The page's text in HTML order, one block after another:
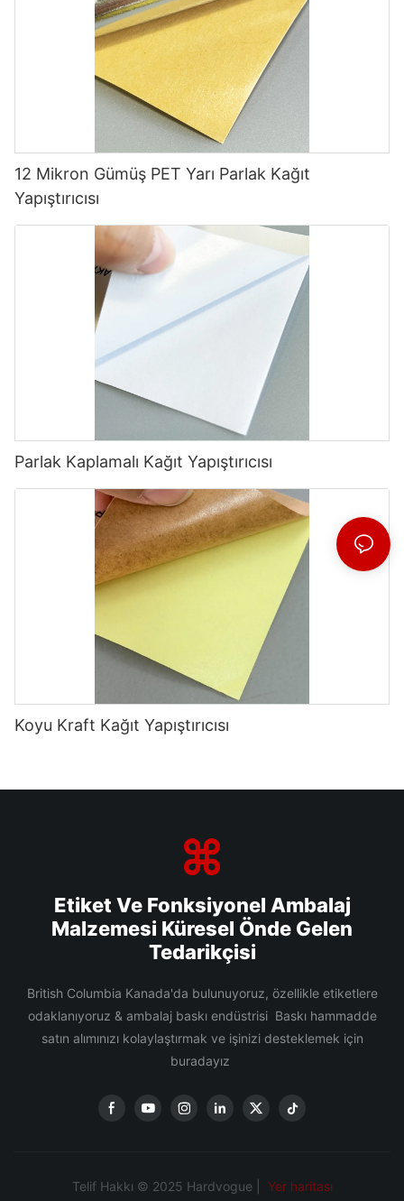
12 Mikron Gümüş PET Yarı Parlak Kağıt
Yapıştırıcısı
Parlak Kaplamalı Kağıt Yapıştırıcısı
Koyu Kraft Kağıt Yapıştırıcısı
Etiket Ve Fonksiyonel Ambalaj
Malzemesi Küresel Önde Gelen
Tedarikçisi
British Columbia Kanada'da bulunuyoruz, özellikle etiketlere
odaklanıyoruz & ambalaj baskı endüstrisi Baskı hammadde
satın alımınızı kolaylaştırmak ve işinizi desteklemek için
buradayız
Telif Hakkı © 2025 Hardvogue | Yer haritası